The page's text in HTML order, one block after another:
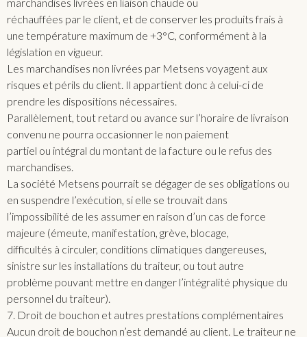
réchauffées par le client, et de conserver les produits frais à
une température maximum de +3°C, conformément à la
législation en vigueur.
Les marchandises non livrées par Metsens voyagent aux
risques et périls du client. Il appartient donc à celui-ci de
prendre les dispositions nécessaires.
Parallèlement, tout retard ou avance sur l’horaire de livraison
convenu ne pourra occasionner le non paiement
partiel ou intégral du montant de la facture ou le refus des
marchandises.
La société Metsens pourrait se dégager de ses obligations ou
en suspendre l’exécution, si elle se trouvait dans
l’impossibilité de les assumer en raison d’un cas de force
majeure (émeute, manifestation, grève, blocage,
difficultés à circuler, conditions climatiques dangereuses,
sinistre sur les installations du traiteur, ou tout autre
problème pouvant mettre en danger l’intégralité physique du
personnel du traiteur).
7. Droit de bouchon et autres prestations complémentaires
Aucun droit de bouchon n’est demandé au client. Le traiteur ne